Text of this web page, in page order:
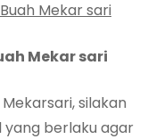
Mekar sari
Mekar sari
silakan
berlaku agar